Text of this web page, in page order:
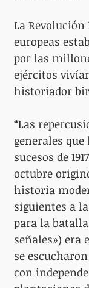
La
europeas
por las
ejércitos
historiador
“Las
generales
sucesos de
octubre
historia
siguientes a
para la
señales») era
se
con